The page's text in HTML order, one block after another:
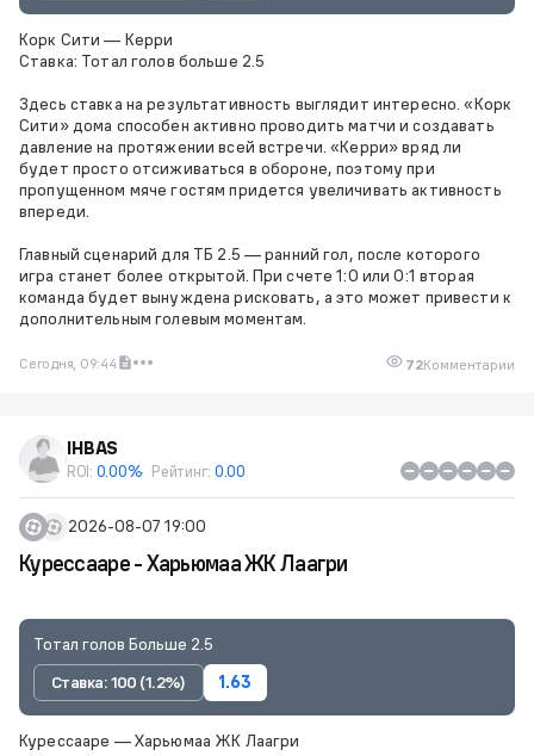
Корк Сити — Керри
Ставка: Тотал голов больше 2.5
Здесь ставка на результативность выглядит интересно. «Корк
Сити» дома способен активно проводить матчи и создавать
давление на протяжении всей встречи. «Керри» вряд ли
будет просто отсиживаться в обороне, поэтому при
пропущенном мяче гостям придется увеличивать активность
впереди.
Главный сценарий для ТБ 2.5 — ранний гол, после которого
игра станет более открытой. При счете 1:0 или 0:1 вторая
команда будет вынуждена рисковать, а это может привести к
дополнительным голевым моментам.
Сегодня, 09:44 72Комментарии
IHBAS
ROI: 0.00% Рейтинг: 0.00
2026-08-07 19:00
Курессааре - Харьюмаа ЖК Лаагри
Тотал голов Больше 2.5
Ставка: 100 (1.2%)
1.63
Курессааре — Харьюмаа ЖК Лаагри